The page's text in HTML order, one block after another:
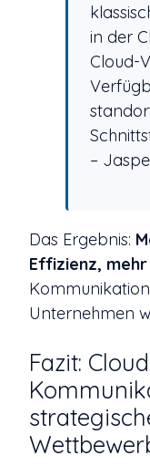
in der
Cloud-
–
Das Ergebnis:
Effizienz,
Unternehmen
Fazit: